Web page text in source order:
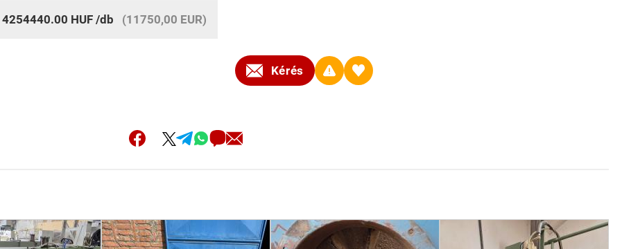
4254440.00 HUF /db (11750,00 EUR)
Kérés